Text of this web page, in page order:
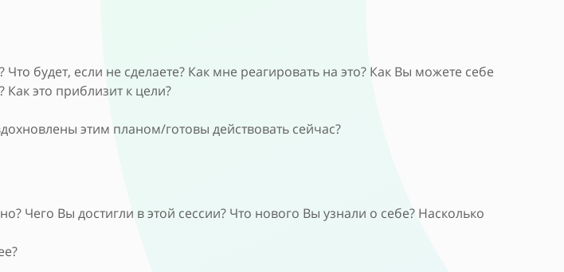
будет, если не сделаете? Как мне реагировать на это? Как Вы можете себе
это приблизит к цели?
этим планом/готовы действовать сейчас?
Чего Вы достигли в этой сессии? Что нового Вы узнали о себе? Насколько